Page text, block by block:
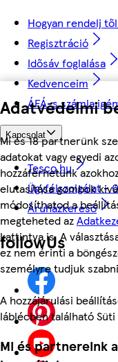
Adatvédelmi
Mi és 18 partnerünk
adatokat vagy egyedi
hozzáférhetünk
elutasítása gombok
módosíthatod a
megteheted az
kattintva is. A
ez nem érinti a
személyre tudjuk
A hozzájárulási
láblécben található
Mi és partnereink
Hogyan rendelj
Regisztráció
Idősáv foglalása
Kedvenceim
ÁFÁ-s számla
Kapcsolat
Tesco.hu
Ügyfélszolgálat -
Áruházkereső
followUs